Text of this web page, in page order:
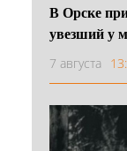
В Орске
увезший у
7 августа